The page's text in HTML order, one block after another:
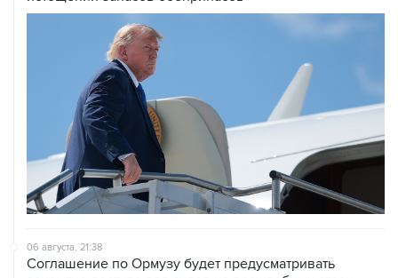
06 августа, 21:38
Соглашение по Ормузу будет предусматривать